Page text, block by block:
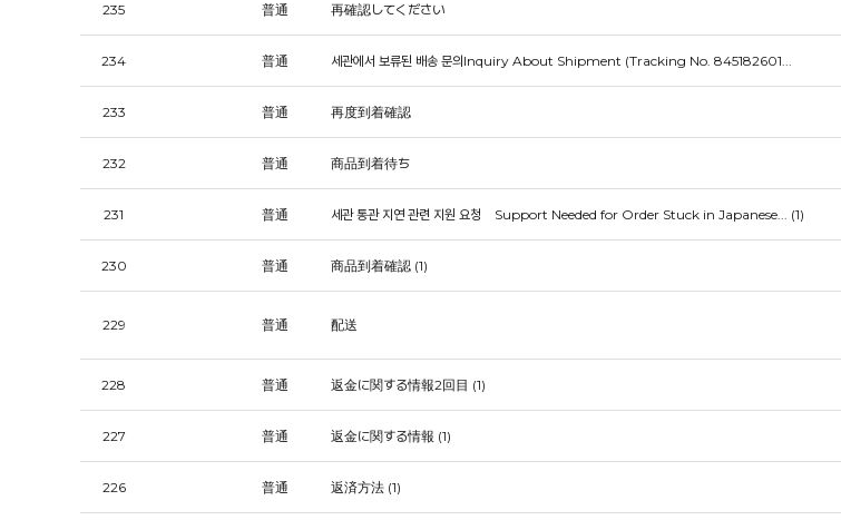
235 普通 再確認してください
234 普通 세관에서 보류된 배송 문의Inquiry About Shipment (Tracking No. 845182601...
233 普通 再度到着確認
232 普通 商品到着待ち
231 普通 세관 통관 지연 관련 지원 요청 Support Needed for Order Stuck in Japanese... (1)
230 普通 商品到着確認 (1)
229 普通 配送
228 普通 返金に関する情報2回目 (1)
227 普通 返金に関する情報 (1)
226 普通 返済方法 (1)